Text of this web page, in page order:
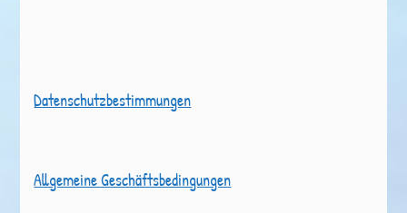
Datenschutzbestimmungen
Allgemeine Geschäftsbedingungen